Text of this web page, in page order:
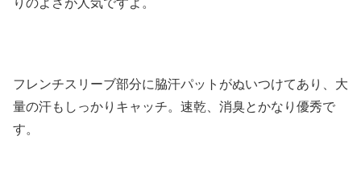
りのよさが人気ですよ。
フレンチスリーブ部分に脇汗パットがぬいつけてあり、大
量の汗もしっかりキャッチ。速乾、消臭とかなり優秀で
す。